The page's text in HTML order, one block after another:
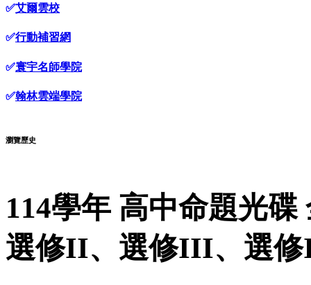
✅艾爾雲校
✅行動補習網
✅寰宇名師學院
✅翰林雲端學院
瀏覽歷史
114學年 高中命題光
選修II、選修III、選修